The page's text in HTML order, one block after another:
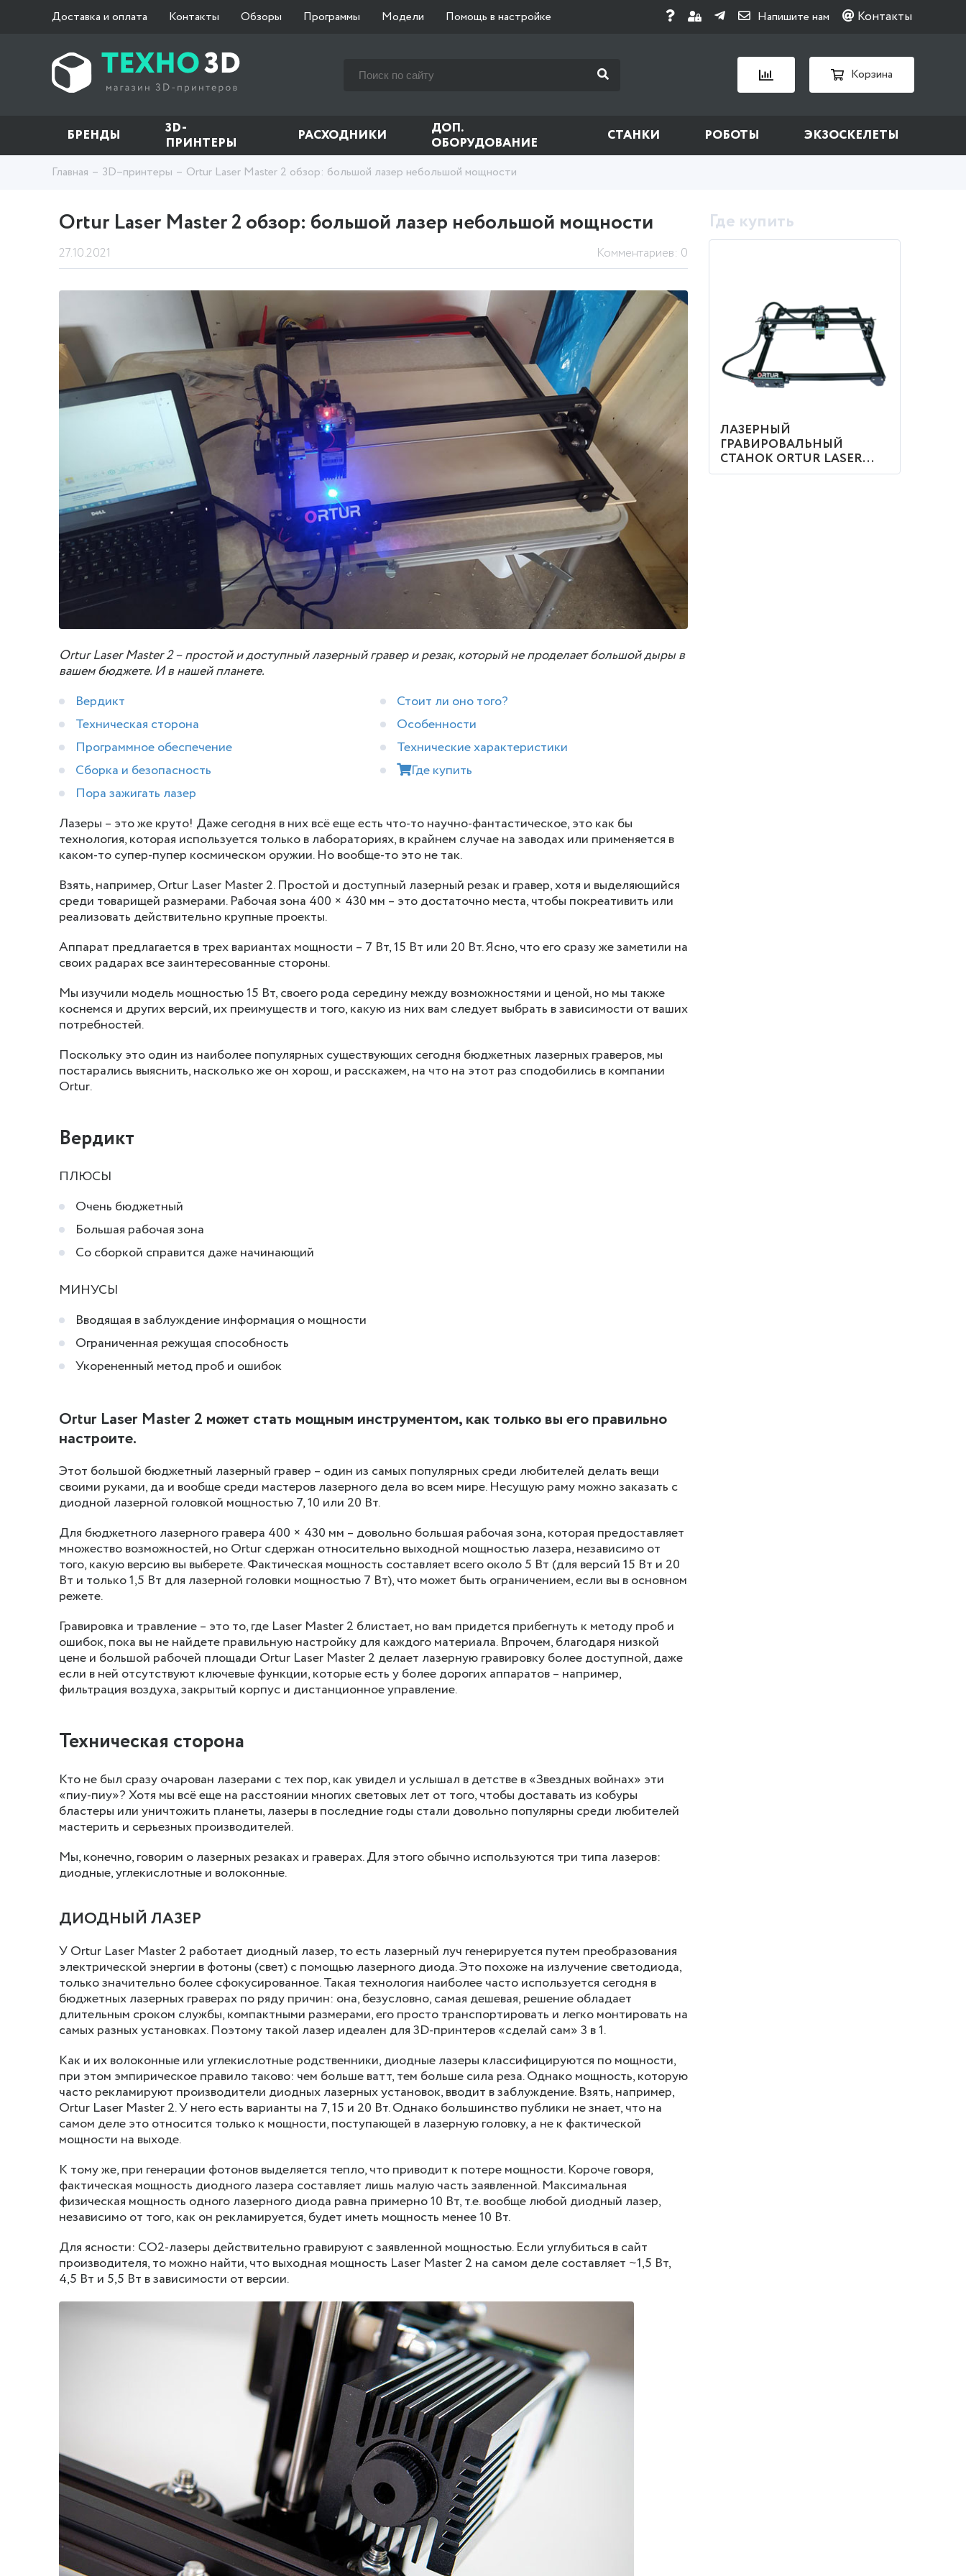
Доставка и оплата Контакты Обзоры Программы Модели Помощь в настройке Напишите нам Контакты
Корзина
БРЕНДЫ
3D-
ПРИНТЕРЫ
РАСХОДНИКИ
ДОП.
ОБОРУДОВАНИЕ
СТАНКИ РОБОТЫ ЭКЗОСКЕЛЕТЫ
Главная 3D–принтеры Ortur Laser Master 2 обзор: большой лазер небольшой мощности
Ortur Laser Master 2 обзор: большой лазер небольшой мощности
27.10.2021 Комментариев: 0
Ortur Laser Master 2 – простой и доступный лазерный гравер и резак, который не проделает большой дыры в
вашем бюджете. И в нашей планете.
Вердикт
Техническая сторона
Программное обеспечение
Сборка и безопасность
Пора зажигать лазер
Стоит ли оно того?
Особенности
Технические характеристики
Где купить
Лазеры – это же круто! Даже сегодня в них всё еще есть что-то научно-фантастическое, это как бы
технология, которая используется только в лабораториях, в крайнем случае на заводах или применяется в
каком-то супер-пупер космическом оружии. Но вообще-то это не так.
Взять, например, Ortur Laser Master 2. Простой и доступный лазерный резак и гравер, хотя и выделяющийся
среди товарищей размерами. Рабочая зона 400 × 430 мм – это достаточно места, чтобы покреативить или
реализовать действительно крупные проекты.
Аппарат предлагается в трех вариантах мощности – 7 Вт, 15 Вт или 20 Вт. Ясно, что его сразу же заметили на
своих радарах все заинтересованные стороны.
Мы изучили модель мощностью 15 Вт, своего рода середину между возможностями и ценой, но мы также
коснемся и других версий, их преимуществ и того, какую из них вам следует выбрать в зависимости от ваших
потребностей.
Поскольку это один из наиболее популярных существующих сегодня бюджетных лазерных граверов, мы
постарались выяснить, насколько же он хорош, и расскажем, на что на этот раз сподобились в компании
Ortur.
Вердикт
ПЛЮСЫ
Очень бюджетный
Большая рабочая зона
Со сборкой справится даже начинающий
МИНУСЫ
Вводящая в заблуждение информация о мощности
Ограниченная режущая способность
Укорененный метод проб и ошибок
Ortur Laser Master 2 может стать мощным инструментом, как только вы его правильно
настроите.
Этот большой бюджетный лазерный гравер – один из самых популярных среди любителей делать вещи
своими руками, да и вообще среди мастеров лазерного дела во всем мире. Несущую раму можно заказать с
диодной лазерной головкой мощностью 7, 10 или 20 Вт.
Для бюджетного лазерного гравера 400 × 430 мм – довольно большая рабочая зона, которая предоставляет
множество возможностей, но Ortur сдержан относительно выходной мощностью лазера, независимо от
того, какую версию вы выберете. Фактическая мощность составляет всего около 5 Вт (для версий 15 Вт и 20
Вт и только 1,5 Вт для лазерной головки мощностью 7 Вт), что может быть ограничением, если вы в основном
режете.
Гравировка и травление – это то, где Laser Master 2 блистает, но вам придется прибегнуть к методу проб и
ошибок, пока вы не найдете правильную настройку для каждого материала. Впрочем, благодаря низкой
цене и большой рабочей площади Ortur Laser Master 2 делает лазерную гравировку более доступной, даже
если в ней отсутствуют ключевые функции, которые есть у более дорогих аппаратов – например,
фильтрация воздуха, закрытый корпус и дистанционное управление.
Техническая сторона
Кто не был сразу очарован лазерами с тех пор, как увидел и услышал в детстве в «Звездных войнах» эти
«пиу-пиу»? Хотя мы всё еще на расстоянии многих световых лет от того, чтобы доставать из кобуры
бластеры или уничтожить планеты, лазеры в последние годы стали довольно популярны среди любителей
мастерить и серьезных производителей.
Мы, конечно, говорим о лазерных резаках и граверах. Для этого обычно используются три типа лазеров:
диодные, углекислотные и волоконные.
ДИОДНЫЙ ЛАЗЕР
У Ortur Laser Master 2 работает диодный лазер, то есть лазерный луч генерируется путем преобразования
электрической энергии в фотоны (свет) с помощью лазерного диода. Это похоже на излучение светодиода,
только значительно более сфокусированное. Такая технология наиболее часто используется сегодня в
бюджетных лазерных граверах по ряду причин: она, безусловно, самая дешевая, решение обладает
длительным сроком службы, компактными размерами, его просто транспортировать и легко монтировать на
самых разных установках. Поэтому такой лазер идеален для 3D-принтеров «сделай сам» 3 в 1.
Как и их волоконные или углекислотные родственники, диодные лазеры классифицируются по мощности,
при этом эмпирическое правило таково: чем больше ватт, тем больше сила реза. Однако мощность, которую
часто рекламируют производители диодных лазерных установок, вводит в заблуждение. Взять, например,
Ortur Laser Master 2. У него есть варианты на 7, 15 и 20 Вт. Однако большинство публики не знает, что на
самом деле это относится только к мощности, поступающей в лазерную головку, а не к фактической
мощности на выходе.
К тому же, при генерации фотонов выделяется тепло, что приводит к потере мощности. Короче говоря,
фактическая мощность диодного лазера составляет лишь малую часть заявленной. Максимальная
физическая мощность одного лазерного диода равна примерно 10 Вт, т.е. вообще любой диодный лазер,
независимо от того, как он рекламируется, будет иметь мощность менее 10 Вт.
Для ясности: CO2-лазеры действительно гравируют с заявленной мощностью. Если углубиться в сайт
производителя, то можно найти, что выходная мощность Laser Master 2 на самом деле составляет ~1,5 Вт,
4,5 Вт и 5,5 Вт в зависимости от версии.
Где купить
ЛАЗЕРНЫЙ
ГРАВИРОВАЛЬНЫЙ
СТАНОК ORTUR LASER...